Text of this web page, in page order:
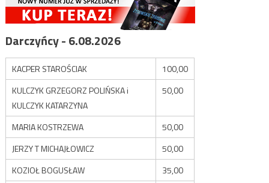
Darczyńcy - 6.08.2026
KACPER STAROŚCIAK
100,00
KULCZYK GRZEGORZ POLIŃSKA i
KULCZYK KATARZYNA
50,00
MARIA KOSTRZEWA
50,00
JERZY T MICHAJŁOWICZ
50,00
KOZIOŁ BOGUSŁAW
35,00